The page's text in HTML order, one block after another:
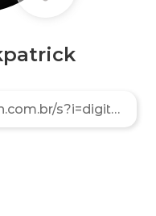
https://www.amazon.com.br/s?i=digital-text&rh=p_27%3AForllan%2B%2BKirkpatrick%2B%2528Trezllan%2529&s=relevancerank&text=Forllan++Kirkpatrick+%28Trezllan%29&ref=dp_byline_sr_ebooks_1